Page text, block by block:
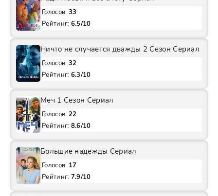
Голосов: 33
Рейтинг: 6.5/10
Ничто не случается дважды 2 Сезон Сериал
Голосов: 32
Рейтинг: 6.3/10
Меч 1 Сезон Сериал
Голосов: 22
Рейтинг: 8.6/10
Большие надежды Сериал
Голосов: 17
Рейтинг: 7.9/10